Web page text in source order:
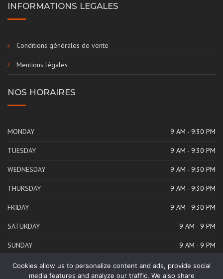
INFORMATIONS LEGALES
Conditions générales de vente
Mentions légales
NOS HORAIRES
MONDAY 9 AM - 9:30 PM
TUESDAY 9 AM - 9:30 PM
WEDNESDAY 9 AM - 9:30 PM
THURSDAY 9 AM - 9:30 PM
FRIDAY 9 AM - 9:30 PM
SATURDAY 9 AM - 9 PM
SUNDAY 9 AM - 9 PM
Cookies allow us to personalize content and ads, provide social
media features and analyze our traffic. We also share